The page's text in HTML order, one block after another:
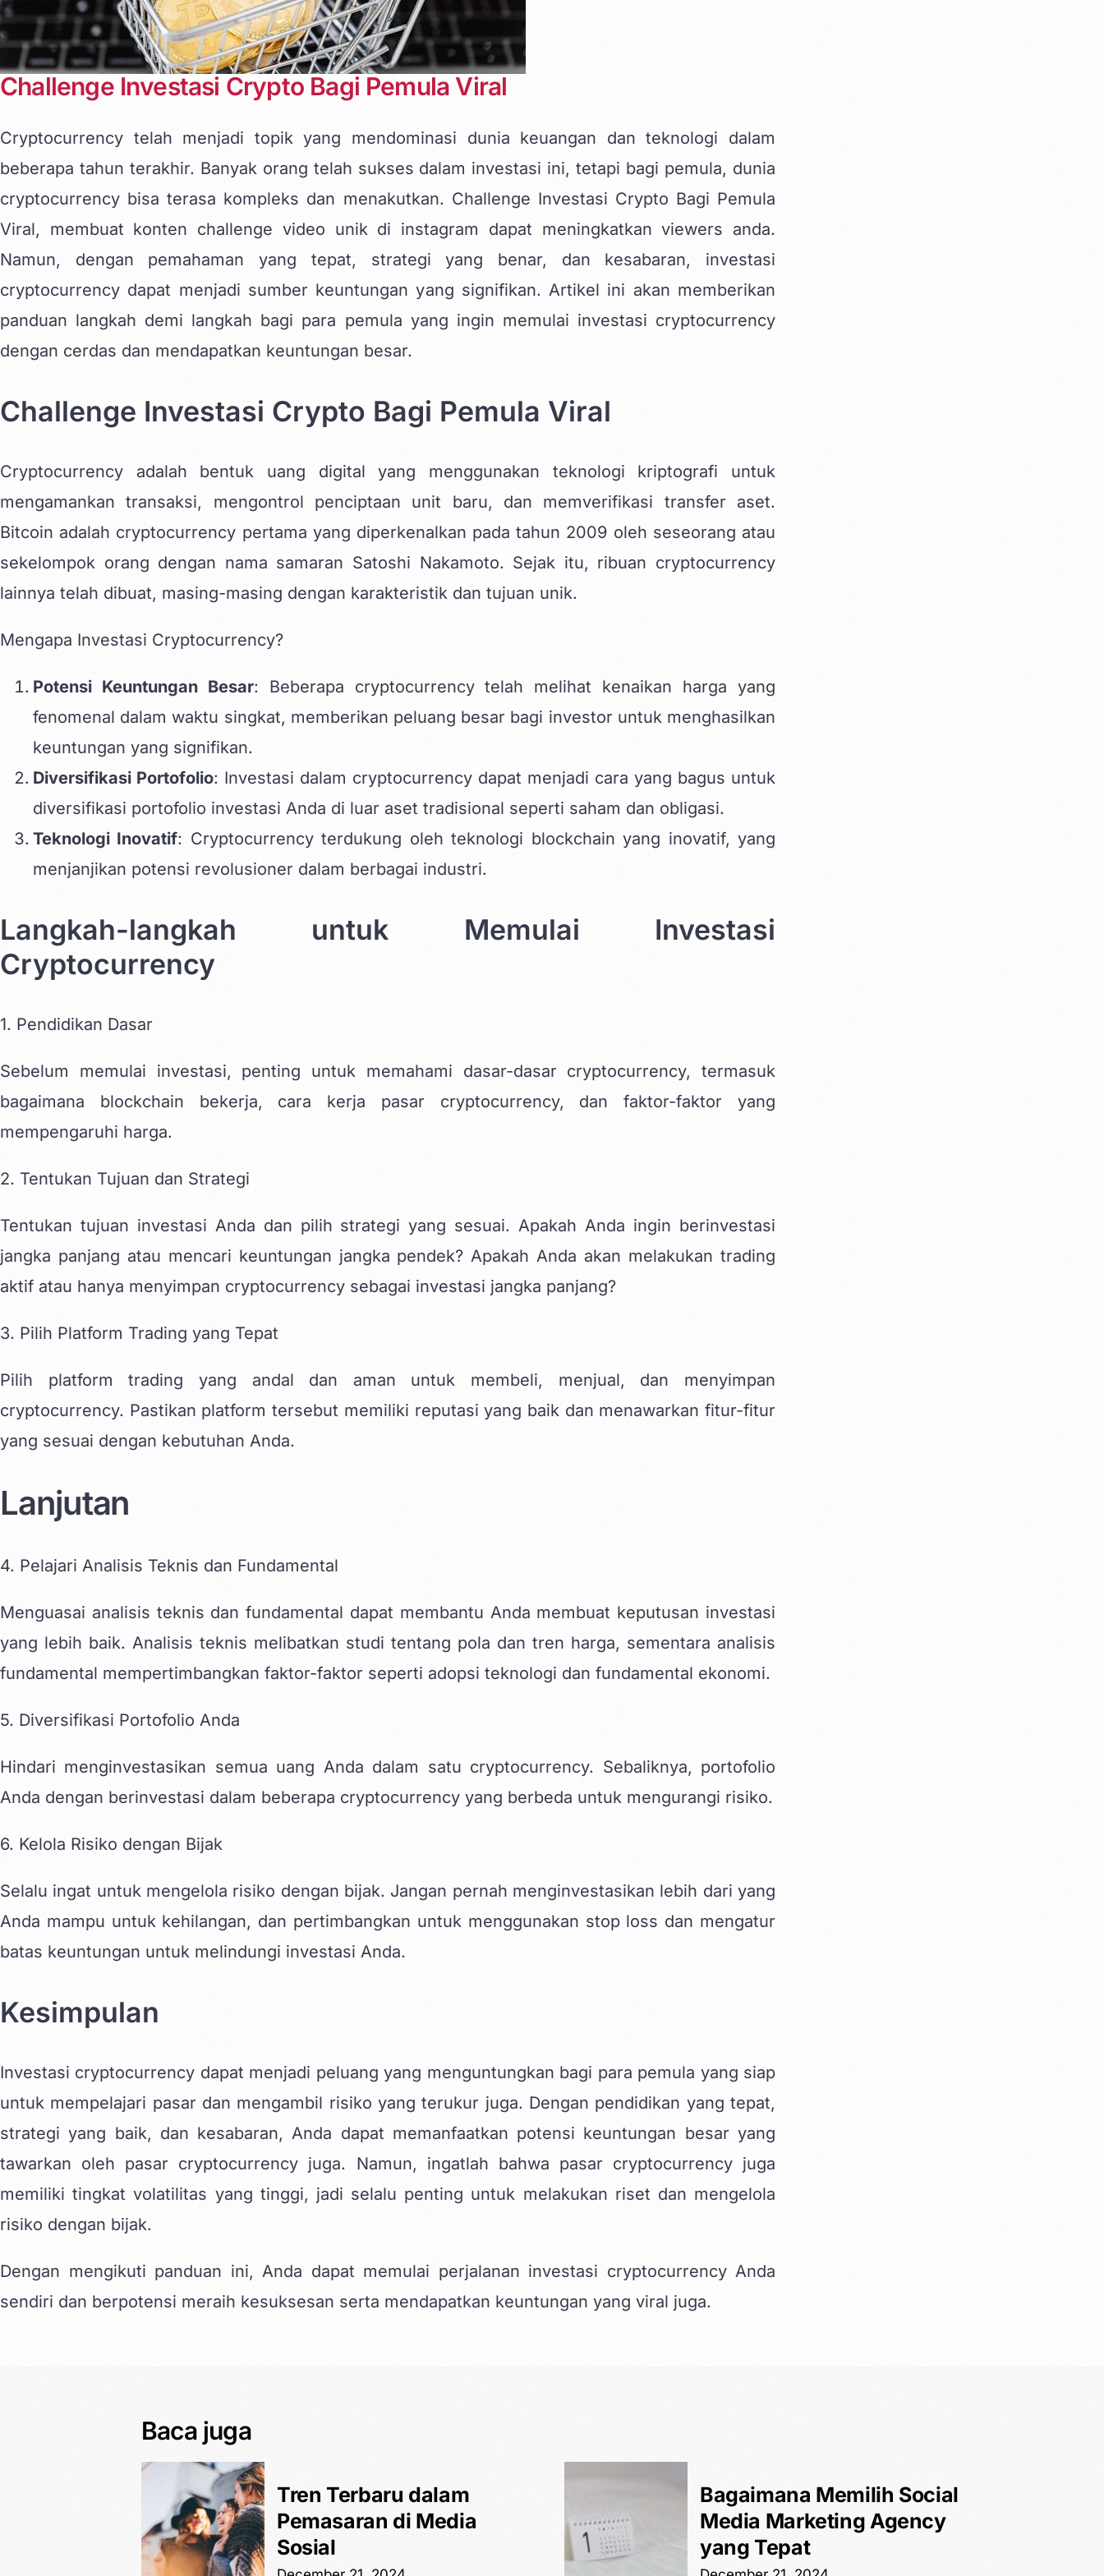
Challenge Investasi Crypto Bagi Pemula Viral
Cryptocurrency telah menjadi topik yang mendominasi dunia keuangan dan teknologi dalam
beberapa tahun terakhir. Banyak orang telah sukses dalam investasi ini, tetapi bagi pemula, dunia
cryptocurrency bisa terasa kompleks dan menakutkan. Challenge Investasi Crypto Bagi Pemula
Viral, membuat konten challenge video unik di instagram dapat meningkatkan viewers anda.
Namun, dengan pemahaman yang tepat, strategi yang benar, dan kesabaran, investasi
cryptocurrency dapat menjadi sumber keuntungan yang signifikan. Artikel ini akan memberikan
panduan langkah demi langkah bagi para pemula yang ingin memulai investasi cryptocurrency
dengan cerdas dan mendapatkan keuntungan besar.
Challenge Investasi Crypto Bagi Pemula Viral
Cryptocurrency adalah bentuk uang digital yang menggunakan teknologi kriptografi untuk
mengamankan transaksi, mengontrol penciptaan unit baru, dan memverifikasi transfer aset.
Bitcoin adalah cryptocurrency pertama yang diperkenalkan pada tahun 2009 oleh seseorang atau
sekelompok orang dengan nama samaran Satoshi Nakamoto. Sejak itu, ribuan cryptocurrency
lainnya telah dibuat, masing-masing dengan karakteristik dan tujuan unik.
Mengapa Investasi Cryptocurrency?
Potensi Keuntungan Besar: Beberapa cryptocurrency telah melihat kenaikan harga yang
fenomenal dalam waktu singkat, memberikan peluang besar bagi investor untuk menghasilkan
keuntungan yang signifikan.
Diversifikasi Portofolio: Investasi dalam cryptocurrency dapat menjadi cara yang bagus untuk
diversifikasi portofolio investasi Anda di luar aset tradisional seperti saham dan obligasi.
Teknologi Inovatif: Cryptocurrency terdukung oleh teknologi blockchain yang inovatif, yang
menjanjikan potensi revolusioner dalam berbagai industri.
Langkah-langkah untuk Memulai Investasi
Cryptocurrency
1. Pendidikan Dasar
Sebelum memulai investasi, penting untuk memahami dasar-dasar cryptocurrency, termasuk
bagaimana blockchain bekerja, cara kerja pasar cryptocurrency, dan faktor-faktor yang
mempengaruhi harga.
2. Tentukan Tujuan dan Strategi
Tentukan tujuan investasi Anda dan pilih strategi yang sesuai. Apakah Anda ingin berinvestasi
jangka panjang atau mencari keuntungan jangka pendek? Apakah Anda akan melakukan trading
aktif atau hanya menyimpan cryptocurrency sebagai investasi jangka panjang?
3. Pilih Platform Trading yang Tepat
Pilih platform trading yang andal dan aman untuk membeli, menjual, dan menyimpan
cryptocurrency. Pastikan platform tersebut memiliki reputasi yang baik dan menawarkan fitur-fitur
yang sesuai dengan kebutuhan Anda.
Lanjutan
4. Pelajari Analisis Teknis dan Fundamental
Menguasai analisis teknis dan fundamental dapat membantu Anda membuat keputusan investasi
yang lebih baik. Analisis teknis melibatkan studi tentang pola dan tren harga, sementara analisis
fundamental mempertimbangkan faktor-faktor seperti adopsi teknologi dan fundamental ekonomi.
5. Diversifikasi Portofolio Anda
Hindari menginvestasikan semua uang Anda dalam satu cryptocurrency. Sebaliknya, portofolio
Anda dengan berinvestasi dalam beberapa cryptocurrency yang berbeda untuk mengurangi risiko.
6. Kelola Risiko dengan Bijak
Selalu ingat untuk mengelola risiko dengan bijak. Jangan pernah menginvestasikan lebih dari yang
Anda mampu untuk kehilangan, dan pertimbangkan untuk menggunakan stop loss dan mengatur
batas keuntungan untuk melindungi investasi Anda.
Kesimpulan
Investasi cryptocurrency dapat menjadi peluang yang menguntungkan bagi para pemula yang siap
untuk mempelajari pasar dan mengambil risiko yang terukur juga. Dengan pendidikan yang tepat,
strategi yang baik, dan kesabaran, Anda dapat memanfaatkan potensi keuntungan besar yang
tawarkan oleh pasar cryptocurrency juga. Namun, ingatlah bahwa pasar cryptocurrency juga
memiliki tingkat volatilitas yang tinggi, jadi selalu penting untuk melakukan riset dan mengelola
risiko dengan bijak.
Dengan mengikuti panduan ini, Anda dapat memulai perjalanan investasi cryptocurrency Anda
sendiri dan berpotensi meraih kesuksesan serta mendapatkan keuntungan yang viral juga.
Baca juga
Tren Terbaru dalam
Pemasaran di Media
Sosial
Bagaimana Memilih Social
Media Marketing Agency
yang Tepat